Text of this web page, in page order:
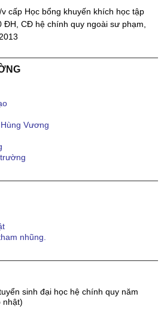
cấp Học bổng khuyến khích học tập
ĐH, CĐ hệ chính quy ngoài sư phạm,
Vương
nhũng.
sinh đại học hệ chính quy năm
nhật)